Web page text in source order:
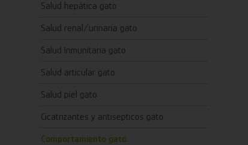
Salud hepática gato
Salud renal/urinaria gato
Salud Inmunitaria gato
Salud articular gato
Salud piel gato
Cicatrizantes y antisepticos gato
Comportamiento gato